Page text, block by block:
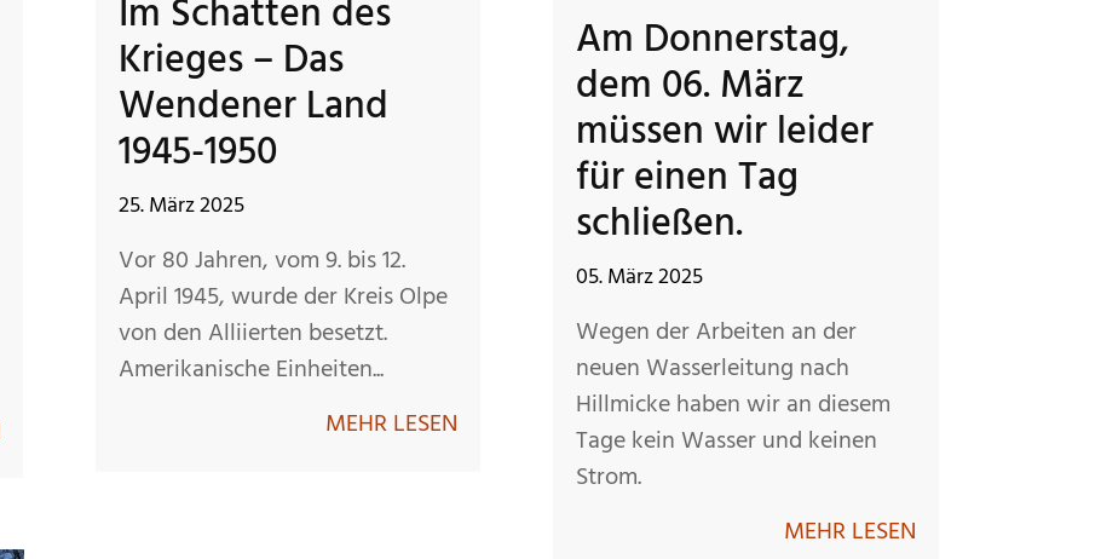
Im Schatten des
Krieges – Das
Wendener Land
1945-1950
25. März 2025
Vor 80 Jahren, vom 9. bis 12.
April 1945, wurde der Kreis Olpe
von den Alliierten besetzt.
Amerikanische Einheiten...
MEHR LESEN
Am Donnerstag,
dem 06. März
müssen wir leider
für einen Tag
schließen.
05. März 2025
Wegen der Arbeiten an der
neuen Wasserleitung nach
Hillmicke haben wir an diesem
Tage kein Wasser und keinen
Strom.
MEHR LESEN